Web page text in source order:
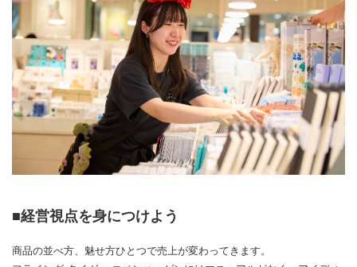
■経営視点を身につけよう
商品の並べ方、魅せ方ひとつで売上が変わってきます。